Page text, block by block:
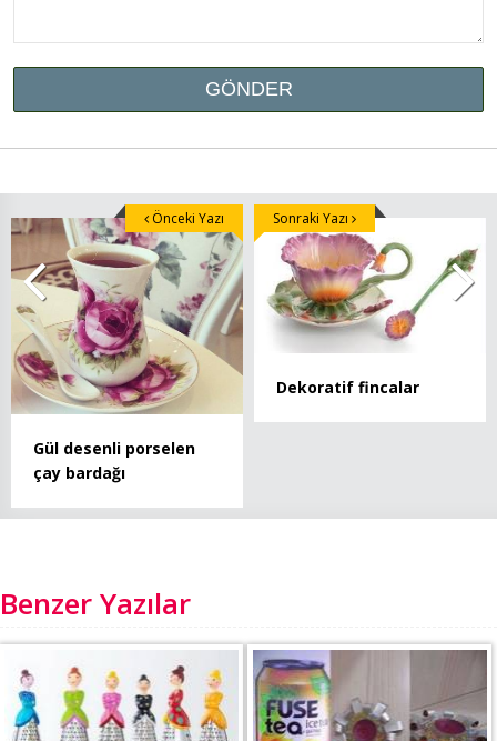
Gül desenli porselen
çay bardağı
Önceki Yazı
Dekoratif fincalar
Sonraki Yazı
Benzer Yazılar